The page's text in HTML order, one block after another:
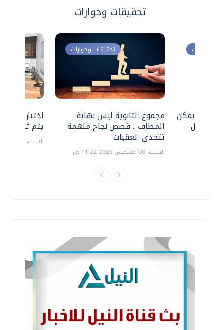
تحقيقات وحوارات
اختبارات
يتم
السبت، 18 يوليو 2026 09:22 ص
تحقيقات وحوارات
مجموع الثانوية ليس نهاية
المطاف .. قصص نجاح ملهمة
تتحدى العقبات
السبت، 08 اغسطس 2026 11:22 ص
وحوارات
.. هل يمكن
نتعامل